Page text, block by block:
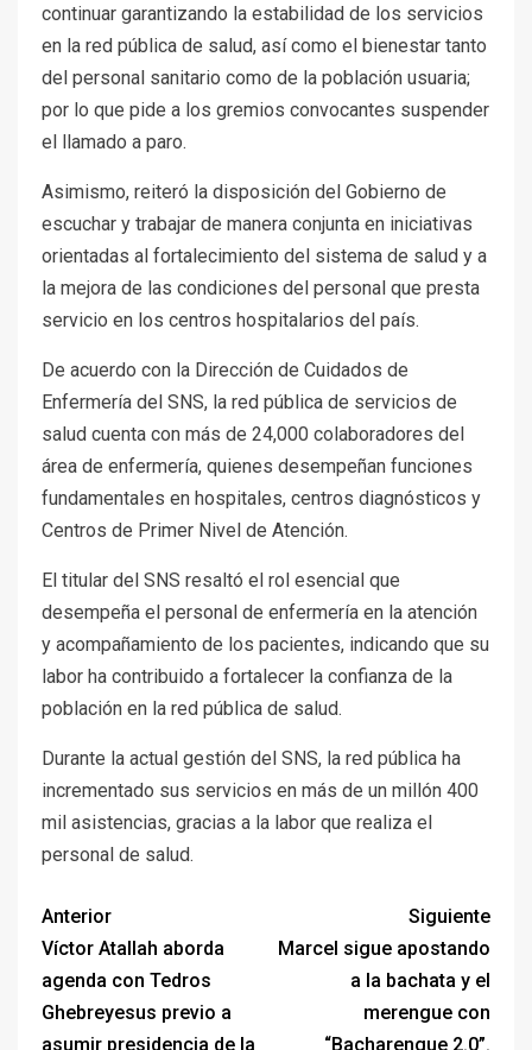
continuar garantizando la estabilidad de los servicios
en la red pública de salud, así como el bienestar tanto
del personal sanitario como de la población usuaria;
por lo que pide a los gremios convocantes suspender
el llamado a paro.
Asimismo, reiteró la disposición del Gobierno de
escuchar y trabajar de manera conjunta en iniciativas
orientadas al fortalecimiento del sistema de salud y a
la mejora de las condiciones del personal que presta
servicio en los centros hospitalarios del país.
De acuerdo con la Dirección de Cuidados de
Enfermería del SNS, la red pública de servicios de
salud cuenta con más de 24,000 colaboradores del
área de enfermería, quienes desempeñan funciones
fundamentales en hospitales, centros diagnósticos y
Centros de Primer Nivel de Atención.
El titular del SNS resaltó el rol esencial que
desempeña el personal de enfermería en la atención
y acompañamiento de los pacientes, indicando que su
labor ha contribuido a fortalecer la confianza de la
población en la red pública de salud.
Durante la actual gestión del SNS, la red pública ha
incrementado sus servicios en más de un millón 400
mil asistencias, gracias a la labor que realiza el
personal de salud.
Anterior
Víctor Atallah aborda
agenda con Tedros
Ghebreyesus previo a
asumir presidencia de la
Siguiente
Marcel sigue apostando
a la bachata y el
merengue con
“Bacharengue 2.0”.